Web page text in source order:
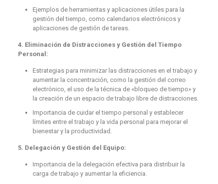
Ejemplos de herramientas y aplicaciones útiles para la
gestión del tiempo, como calendarios electrónicos y
aplicaciones de gestión de tareas.
4. Eliminación de Distracciones y Gestión del Tiempo
Personal:
Estrategias para minimizar las distracciones en el trabajo y
aumentar la concentración, como la gestión del correo
electrónico, el uso de la técnica de «bloqueo de tiempo» y
la creación de un espacio de trabajo libre de distracciones.
Importancia de cuidar el tiempo personal y establecer
límites entre el trabajo y la vida personal para mejorar el
bienestar y la productividad.
5. Delegación y Gestión del Equipo:
Importancia de la delegación efectiva para distribuir la
carga de trabajo y aumentar la eficiencia.